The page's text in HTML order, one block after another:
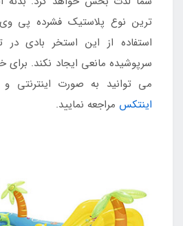
ترین نوع پلاستیک فشرده پی
استفاده از این استخر بادی
سرپوشیده مانعی ایجاد نکند.
می توانید به صورت اینترنتی و
اینتکس مراجعه نمایید.